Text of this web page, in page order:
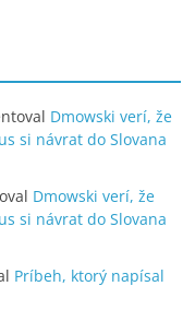
Dmowski verí, že
si návrat do Slovana
Dmowski verí, že
si návrat do Slovana
Príbeh, ktorý napísal